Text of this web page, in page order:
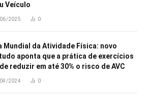
Veículo
2025 0
Mundial da Atividade Física: novo
aponta que a prática de exercícios
reduzir em até 30% o risco de AVC
2024 0